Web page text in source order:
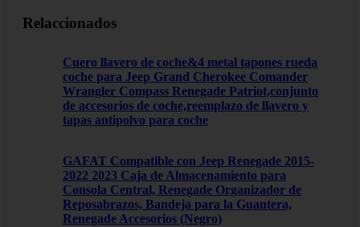
Relaccionados
Cuero llavero de coche&4 metal tapones rueda
coche para Jeep Grand Cherokee Comander
Wrangler Compass Renegade Patriot,conjunto
de accesorios de coche,reemplazo de llavero y
tapas antipolvo para coche
GAFAT Compatible con Jeep Renegade 2015-
2022 2023 Caja de Almacenamiento para
Consola Central, Renegade Organizador de
Reposabrazos, Bandeja para la Guantera,
Renegade Accesorios (Negro)